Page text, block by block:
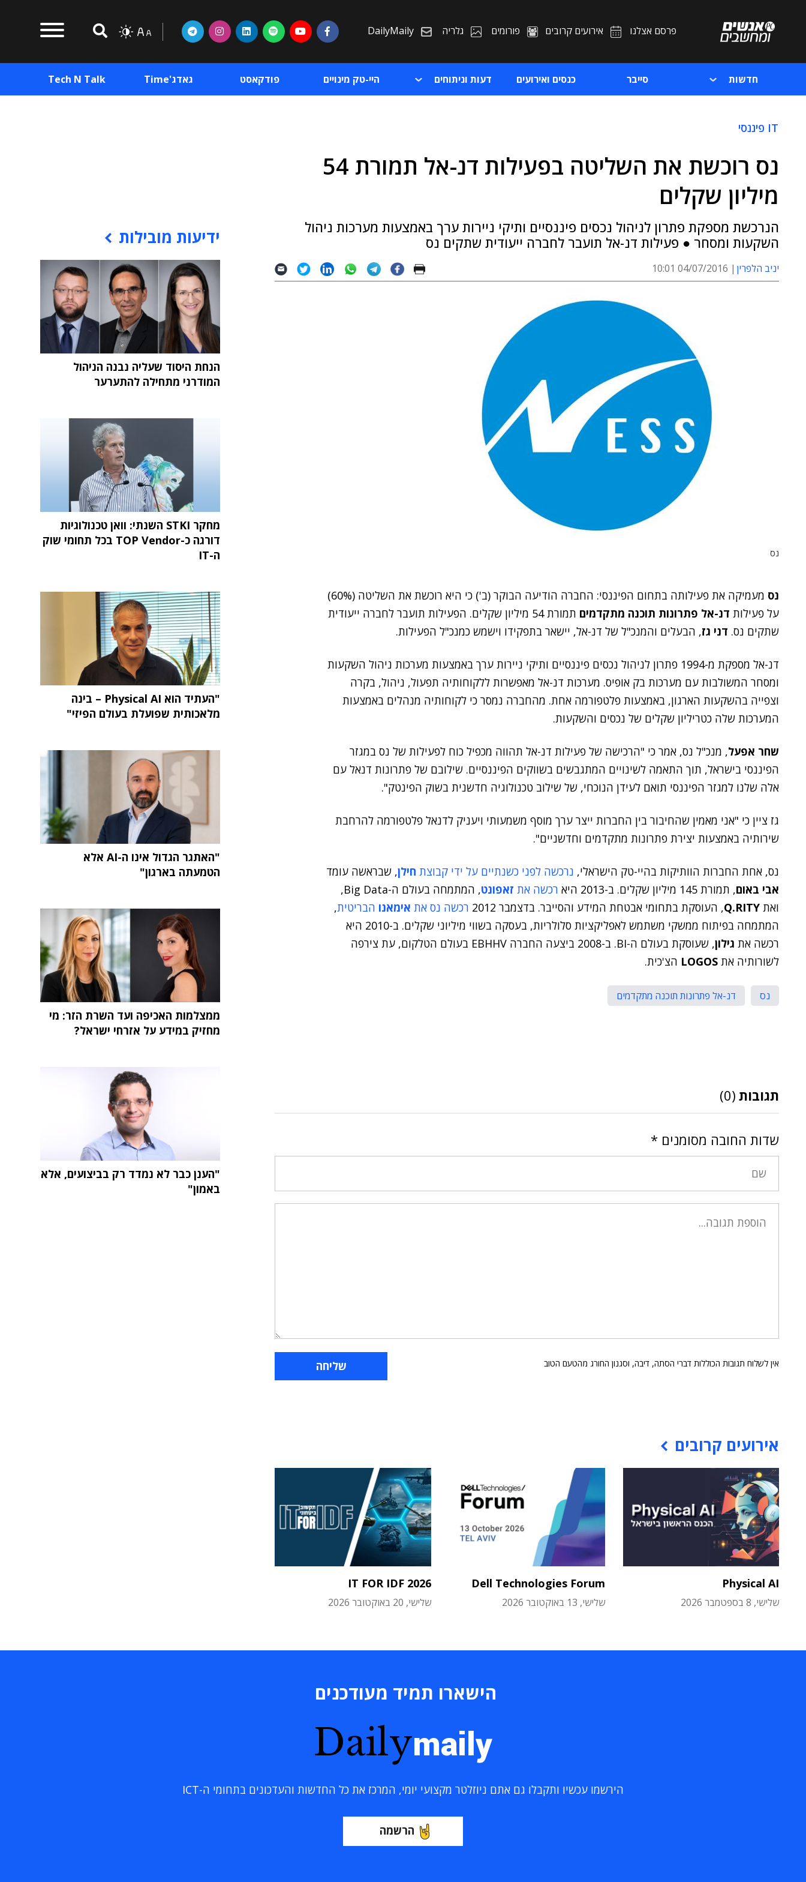
פרסם אצלנו אירועים קרובים פורומים גלריה DailyMaily
חדשות סייבר כנסים ואירועים דעות וניתוחים היי-טק מינויים פודקאסט גאדג'Time Tech N Talk
IT פיננסי
נס רוכשת את השליטה בפעילות דנ-אל תמורת 54
מיליון שקלים
הנרכשת מספקת פתרון לניהול נכסים פיננסיים ותיקי ניירות ערך באמצעות מערכות ניהול
השקעות ומסחר ● פעילות דנ-אל תועבר לחברה ייעודית שתקים נס
יניב הלפרין 04/07/2016 10:01
נס
נס
מעמיקה את פעילותה בתחום הפיננסי: החברה הודיעה הבוקר (ב') כי היא רוכשת את השליטה (60%)
על פעילות דנ-אל פתרונות תוכנה מתקדמים
תמורת 54 מיליון שקלים. הפעילות תועבר לחברה ייעודית
שתקים נס. דני גז, הבעלים והמנכ"ל של דנ-אל, יישאר בתפקידו וישמש כמנכ"ל הפעילות.
דנ-אל מספקת מ-1994 פתרון לניהול נכסים פיננסיים ותיקי ניירות ערך באמצעות מערכות ניהול השקעות
ומסחר המשולבות עם מערכות בק אופיס. מערכות דנ-אל מאפשרות ללקוחותיה תפעול, ניהול, בקרה
וצפייה בהשקעות הארגון, באמצעות פלטפורמה אחת. מהחברה נמסר כי לקוחותיה מנהלים באמצעות
המערכות שלה כטריליון שקלים של נכסים והשקעות.
שחר אפעל, מנכ"ל נס, אמר כי "הרכישה של פעילות דנ-אל תהווה מכפיל כוח לפעילות של נס במגזר
הפיננסי בישראל, תוך התאמה לשינויים המתגבשים בשווקים הפיננסיים. שילובם של פתרונות דנאל עם
אלה שלנו למגזר הפיננסי תואם לעידן הנוכחי, של שילוב טכנולוגיה חדשנית בשוק הפינטק".
גז ציין כי "אני מאמין שהחיבור בין החברות ייצר ערך מוסף משמעותי ויעניק לדנאל פלטפורמה להרחבת
שירותיה באמצעות יצירת פתרונות מתקדמים וחדשניים".
נס, אחת החברות הוותיקות בהיי-טק הישראלי, נרכשה לפני כשנתיים על ידי קבוצת חילן, שבראשה עומד
אבי באום, תמורת 145 מיליון שקלים. ב-2013 היא רכשה את זאפונט
, המתמחה בעולם ה-Big Data,
ואת Q.RITY, העוסקת בתחומי אבטחת המידע והסייבר. בדצמבר 2012 רכשה נס את אימאנו הבריטית,
המתמחה בפיתוח ממשקי משתמש לאפליקציות סלולריות, בעסקה בשווי מיליוני שקלים. ב-2010 היא
רכשה את גילון
, שעוסקת בעולם ה-BI. ב-2008 ביצעה החברה EBHHV בעולם הטלקום, עת צירפה
לשורותיה את
הצ'כית.
נס דנ-אל פתרונות תוכנה מתקדמים
תגובות (0)
שדות החובה מסומנים *
אין לשלוח תגובות הכוללות דברי הסתה, דיבה, וסגנון החורג מהטעם הטוב
אירועים קרובים
Physical AI
שלישי, 8 בספטמבר 2026
Dell Technologies Forum
שלישי, 13 באוקטובר 2026
IT FOR IDF 2026
שלישי, 20 באוקטובר 2026
ידיעות מובילות
הנחת היסוד שעליה נבנה הניהול
המודרני מתחילה להתערער
מחקר STKI השנתי: וואן טכנולוגיות
דורגה כ-TOP Vendor בכל תחומי שוק
ה-IT
"העתיד הוא Physical AI – בינה
מלאכותית שפועלת בעולם הפיזי"
"האתגר הגדול אינו ה-AI אלא
הטמעתה בארגון"
ממצלמות האכיפה ועד השרת הזר: מי
מחזיק במידע על אזרחי ישראל?
"הענן כבר לא נמדד רק בביצועים, אלא
באמון"
הישארו תמיד מעודכנים
Dailymaily
הירשמו עכשיו ותקבלו גם אתם ניוזלטר מקצועי יומי, המרכז את כל החדשות והעדכונים בתחומי ה-ICT
הרשמה